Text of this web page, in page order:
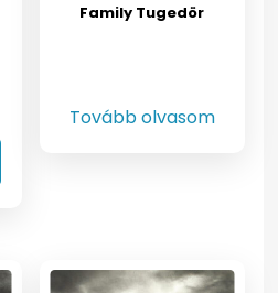
Family Tugedör
Tovább olvasom